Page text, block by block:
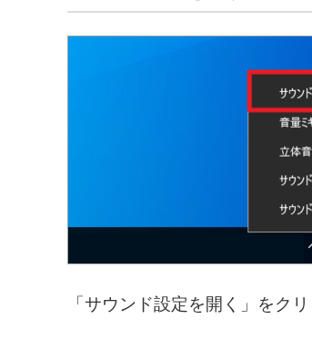
「サウンド設定を開く」をク